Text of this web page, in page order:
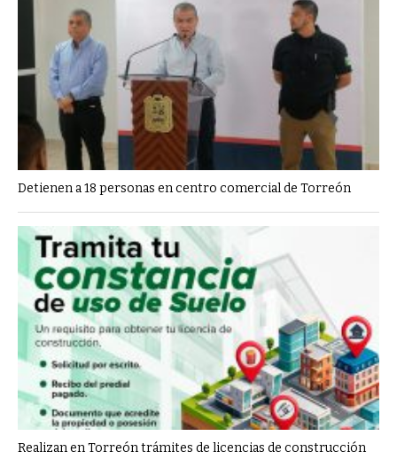
Detienen a 18 personas en centro comercial de Torreón
Realizan en Torreón trámites de licencias de construcción